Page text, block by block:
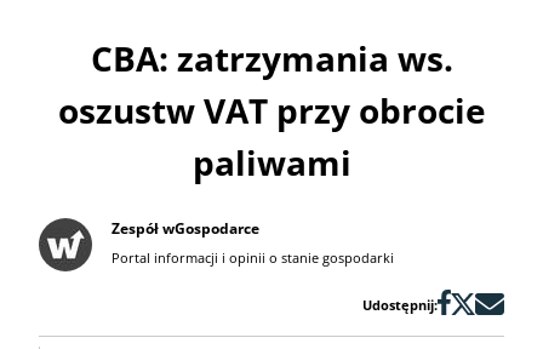
CBA: zatrzymania ws.
oszustw VAT przy obrocie
paliwami
Zespół wGospodarce
Portal informacji i opinii o stanie gospodarki
Udostępnij: